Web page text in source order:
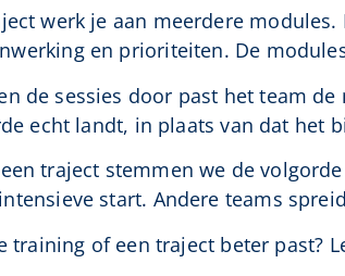
werk je aan meerdere
en prioriteiten. De
de sessies door past het team
echt landt, in plaats van dat het
traject stemmen we de
start. Andere teams
training of een traject beter past?